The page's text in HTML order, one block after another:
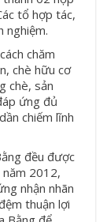
tổ hợp tác,
nghiệm.
chăm
chè hữu cơ
chè, sản
ứng đủ
chiếm lĩnh
đều được
2012,
nhận nhãn
thuận lợi